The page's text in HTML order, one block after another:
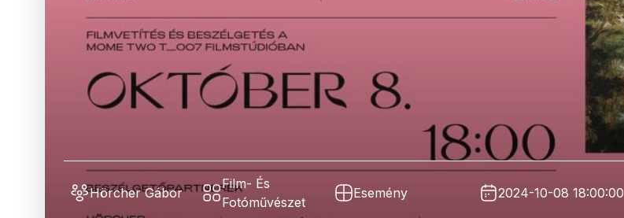
Hörcher Gábor
Film- És
Fotóművészet
Esemény 2024-10-08 18:00:00